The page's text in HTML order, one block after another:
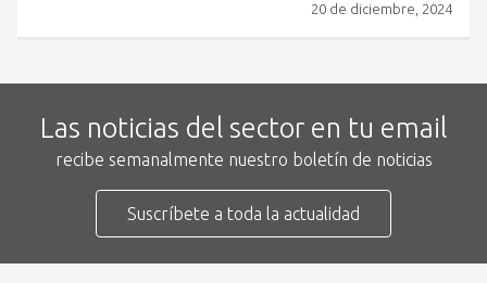
20 de diciembre, 2024
Las noticias del sector en tu email
recibe semanalmente nuestro boletín de noticias
Suscríbete a toda la actualidad